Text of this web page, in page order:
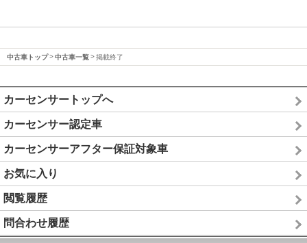
中古車トップ 中古車一覧 掲載終了
カーセンサートップへ
カーセンサー認定車
カーセンサーアフター保証対象車
お気に入り
閲覧履歴
問合わせ履歴